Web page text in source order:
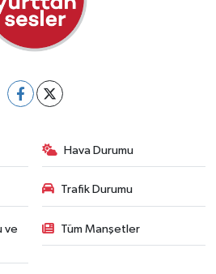
Hava Durumu
Trafik Durumu
ve
Tüm Manşetler